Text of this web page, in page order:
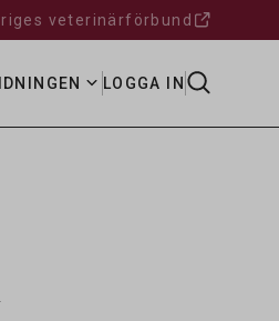
veterinärförbund
LOGGA IN